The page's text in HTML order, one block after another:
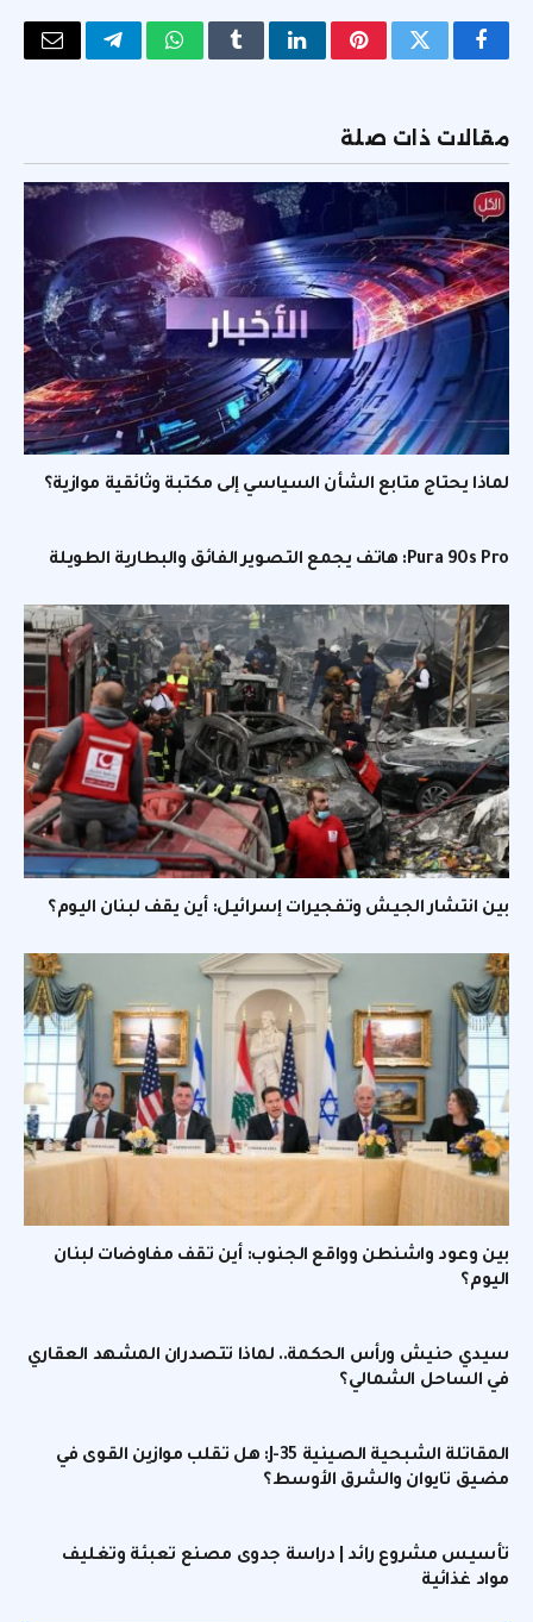
فيسبوكتويتر بينتيريستلينكدإنTumblrواتسابتيلقرامالبريد
مقالات ذات صلة
لماذا يحتاج متابع الشأن السياسي إلى مكتبة وثائقية موازية؟
Pura 90s Pro: هاتف يجمع التصوير الفائق والبطارية الطويلة
بين انتشار الجيش وتفجيرات إسرائيل: أين يقف لبنان اليوم؟
بين وعود واشنطن وواقع الجنوب: أين تقف مفاوضات لبنان
اليوم؟
سيدي حنيش ورأس الحكمة.. لماذا تتصدران المشهد العقاري
في الساحل الشمالي؟
المقاتلة الشبحية الصينية J-35: هل تقلب موازين القوى في
مضيق تايوان والشرق الأوسط؟
تأسيس مشروع رائد | دراسة جدوى مصنع تعبئة وتغليف
مواد غذائية